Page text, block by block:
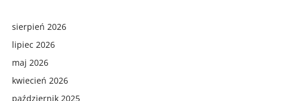
sierpień 2026
lipiec 2026
maj 2026
kwiecień 2026
październik 2025